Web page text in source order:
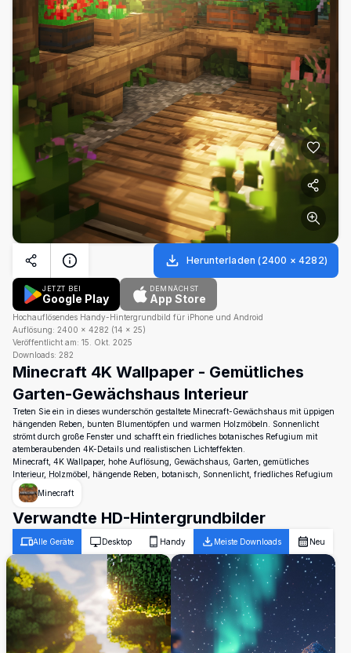
Herunterladen (2400 × 4282)
JETZT BEI
Google Play
DEMNÄCHST
App Store
Hochauflösendes Handy-Hintergrundbild für iPhone und Android
Auflösung: 2400 × 4282 (14 × 25)
Veröffentlicht am: 15. Okt. 2025
Downloads: 282
Minecraft 4K Wallpaper - Gemütliches
Garten-Gewächshaus Interieur
Treten Sie ein in dieses wunderschön gestaltete Minecraft-Gewächshaus mit üppigen
hängenden Reben, bunten Blumentöpfen und warmen Holzmöbeln. Sonnenlicht
strömt durch große Fenster und schafft ein friedliches botanisches Refugium mit
atemberaubenden 4K-Details und realistischen Lichteffekten.
Minecraft, 4K Wallpaper, hohe Auflösung, Gewächshaus, Garten, gemütliches
Interieur, Holzmöbel, hängende Reben, botanisch, Sonnenlicht, friedliches Refugium
Minecraft
Verwandte HD-Hintergrundbilder
Alle Geräte Desktop Handy Meiste Downloads Neu